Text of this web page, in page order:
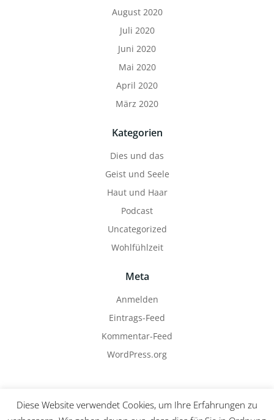
August 2020
Juli 2020
Juni 2020
Mai 2020
April 2020
März 2020
Kategorien
Dies und das
Geist und Seele
Haut und Haar
Podcast
Uncategorized
Wohlfühlzeit
Meta
Anmelden
Eintrags-Feed
Kommentar-Feed
WordPress.org
Diese Website verwendet Cookies, um Ihre Erfahrungen zu